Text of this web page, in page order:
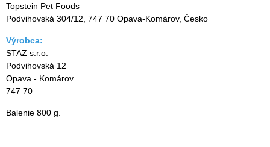
Topstein Pet Foods
Podvihovská 304/12, 747 70 Opava-Komárov, Česko
Výrobca:
STAZ s.r.o.
Podvihovská 12
Opava - Komárov
747 70
Balenie 800 g.